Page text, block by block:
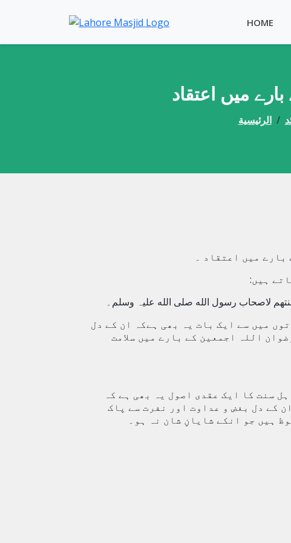
HOME
میں اعتقاد
الرئيسية
میں اعتقاد ۔
ہیں:
لاصحاب رسول الله صلی الله علیہ وسلم۔
میں سے ایک بات یہ بھی ہےکہ ان کے دل
اللہ اجمعین کے بارے میں سلامت
سنت کا ایک عقدی اصول یہ بھی ہے کہ
کے دل بغض و عداوت اور نفرت سے پاک
ہیں جو انکے شایانِ شان نہ ہو۔